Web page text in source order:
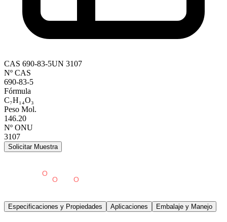
CAS 690-83-5UN 3107
Nº CAS
690-83-5
Fórmula
C₇H₁₄O₃
Peso Mol.
146.20
Nº ONU
3107
Solicitar Muestra
Especificaciones y Propiedades Aplicaciones Embalaje y Manejo